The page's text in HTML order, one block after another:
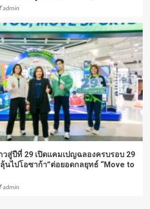
admin
สู่ปีที่ 29 เปิดแคมเปญฉลองครบรอบ 29
นไปโอซาก้า”ต่อยอดกลยุทธ์ “Move to
admin